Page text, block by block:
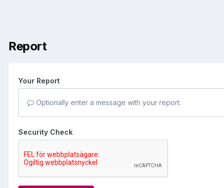
Report
Your Report
Optionally enter a message with your report.
Security Check